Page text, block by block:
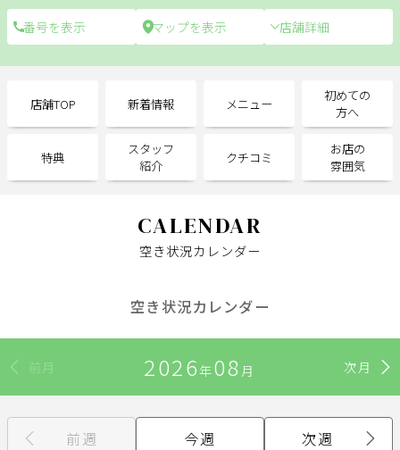
サポート
よくある質問
利用規約
掲載のご案内
掲載の申込み
店舗詳細
店舗TOP 新着情報 メニュー
初めての
方へ
特典
スタッフ
紹介
クチコミ
お店の
雰囲気
CALENDAR
空き状況カレンダー
空き状況カレンダー
前月 2026年08 月 次月
前週 今週 次週